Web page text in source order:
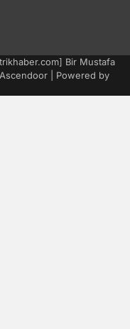
Bir Mustafa
Ascendoor | Powered by